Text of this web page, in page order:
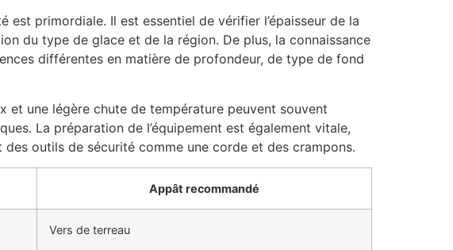
primordiale. Il est essentiel de vérifier l’épaisseur de la
du type de glace et de la région. De plus, la connaissance
différentes en matière de profondeur, de type de fond
et une légère chute de température peuvent souvent
La préparation de l’équipement est également vitale,
outils de sécurité comme une corde et des crampons.
Appât recommandé
Vers de terreau